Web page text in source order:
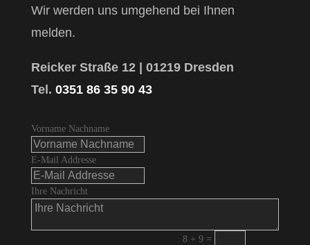
Wir werden uns umgehend bei Ihnen
melden.
Reicker Straße 12 | 01219 Dresden
Tel. 0351 86 35 90 43
Vorname Nachname
E-Mail Addresse
Ihre Nachricht
8 + 9=